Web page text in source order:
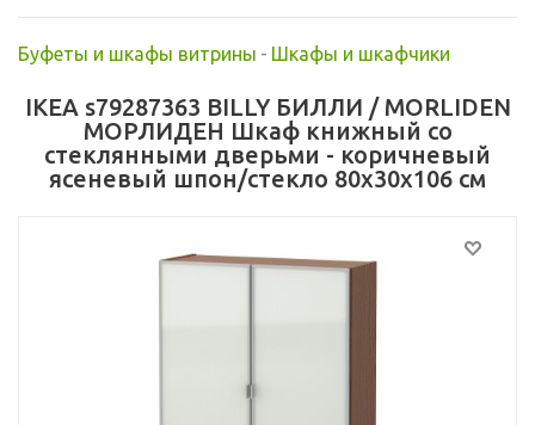
Буфеты и шкафы витрины - Шкафы и шкафчики
IKEA s79287363 BILLY БИЛЛИ / MORLIDEN
МОРЛИДЕН Шкаф книжный со
стеклянными дверьми - коричневый
ясеневый шпон/стекло 80x30x106 см